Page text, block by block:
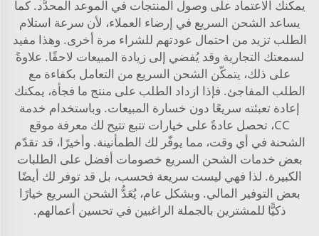
يمكنك الاعتماد على وصول المنتجات في الموعد المحدَّد. كما
يساعد الشحن السريع في إرضاء العملاء، لأن سرعة استلام
الطلب تزيد من احتمال عودتهم للشراء مرة أخرى. وهذا مفيد
لسمعتك التجارية وقد يُفضي إلى زيادة المبيعات لاحقًا. علاوةً
على ذلك، يتمكّن الشحن السريع من التعامل بكفاءة مع
الطلب المفاجئ. فإذا ازداد الطلب على منتج ما فجأة، يمكنك
إعادة تعبئته سريعًا دون خسارة المبيعات. وباستخدام خدمة
CC، تحصل عادةً على خيارات تتبع تتيح لك معرفة موقع
الشحنة في أي وقت، مما يوفّر لك الطمأنينة. وأخيرًا، قد تقدّم
بعض خدمات الشحن السريع خصومات أفضل على الطلبات
الكبيرة. لذا فهي ليست سريعة فحسب، بل قد توفر لك أيضًا
بعض التوفير المالي. وبشكل عام، يُعَدُّ الشحن السريع خيارًا
ذكيًّا للمشترين بالجملة الراغبين في تحسين أعمالهم.